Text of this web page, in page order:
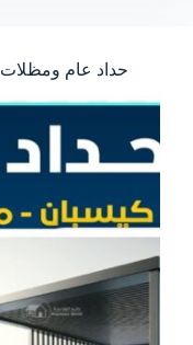
حداد عام ومظلات 67762909 حداد ومظلات